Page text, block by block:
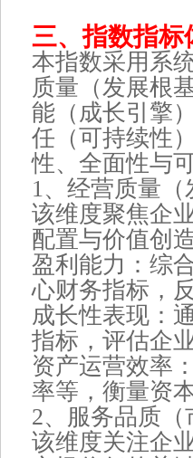
三、指数指标
本指数采用系
质量（发展根
能（成长引擎
任（可持续性
性、全面性与
1、经营质量（
该维度聚焦企
配置与价值创
盈利能力：综
心财务指标，
成长性表现：
指标，评估企
资产运营效率
率等，衡量资
2、服务品质（
该维度关注企